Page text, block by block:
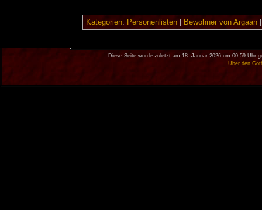
Kategorien: Personenlisten| Bewohner von Argaan
Diese Seite wurde zuletzt am 18. Januar 2026 um 00:59 Uhr
Über den